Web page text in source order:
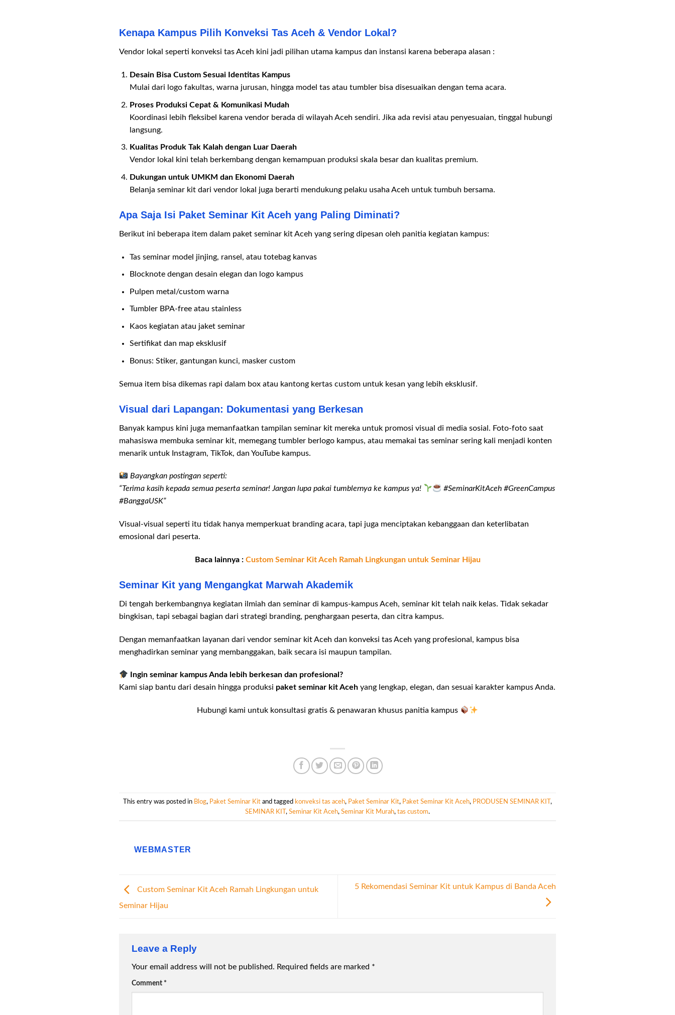
Kenapa Kampus Pilih Konveksi Tas Aceh & Vendor Lokal?
Vendor lokal seperti konveksi tas Aceh kini jadi pilihan utama kampus dan instansi karena beberapa alasan :
Desain Bisa Custom Sesuai Identitas Kampus
Mulai dari logo fakultas, warna jurusan, hingga model tas atau tumbler bisa disesuaikan dengan tema acara.
Proses Produksi Cepat & Komunikasi Mudah
Koordinasi lebih fleksibel karena vendor berada di wilayah Aceh sendiri. Jika ada revisi atau penyesuaian, tinggal hubungi
langsung.
Kualitas Produk Tak Kalah dengan Luar Daerah
Vendor lokal kini telah berkembang dengan kemampuan produksi skala besar dan kualitas premium.
Dukungan untuk UMKM dan Ekonomi Daerah
Belanja seminar kit dari vendor lokal juga berarti mendukung pelaku usaha Aceh untuk tumbuh bersama.
Apa Saja Isi Paket Seminar Kit Aceh yang Paling Diminati?
Berikut ini beberapa item dalam paket seminar kit Aceh yang sering dipesan oleh panitia kegiatan kampus:
Tas seminar model jinjing, ransel, atau totebag kanvas
Blocknote dengan desain elegan dan logo kampus
Pulpen metal/custom warna
Tumbler BPA-free atau stainless
Kaos kegiatan atau jaket seminar
Sertifikat dan map eksklusif
Bonus: Stiker, gantungan kunci, masker custom
Semua item bisa dikemas rapi dalam box atau kantong kertas custom untuk kesan yang lebih eksklusif.
Visual dari Lapangan: Dokumentasi yang Berkesan
Banyak kampus kini juga memanfaatkan tampilan seminar kit mereka untuk promosi visual di media sosial. Foto-foto saat
mahasiswa membuka seminar kit, memegang tumbler berlogo kampus, atau memakai tas seminar sering kali menjadi konten
menarik untuk Instagram, TikTok, dan YouTube kampus.
Bayangkan postingan seperti:
“Terima kasih kepada semua peserta seminar! Jangan lupa pakai tumblernya ke kampus ya!
#SeminarKitAceh #GreenCampus
#BanggaUSK”
Visual-visual seperti itu tidak hanya memperkuat branding acara, tapi juga menciptakan kebanggaan dan keterlibatan
emosional dari peserta.
Baca lainnya : Custom Seminar Kit Aceh Ramah Lingkungan untuk Seminar Hijau
Seminar Kit yang Mengangkat Marwah Akademik
Di tengah berkembangnya kegiatan ilmiah dan seminar di kampus-kampus Aceh, seminar kit telah naik kelas. Tidak sekadar
bingkisan, tapi sebagai bagian dari strategi branding, penghargaan peserta, dan citra kampus.
Dengan memanfaatkan layanan dari vendor seminar kit Aceh dan konveksi tas Aceh yang profesional, kampus bisa
menghadirkan seminar yang membanggakan, baik secara isi maupun tampilan.
Ingin seminar kampus Anda lebih berkesan dan profesional?
Kami siap bantu dari desain hingga produksi paket seminar kit Aceh yang lengkap, elegan, dan sesuai karakter kampus Anda.
Hubungi kami untuk konsultasi gratis & penawaran khusus panitia kampus
This entry was posted in Blog, Paket Seminar Kit and tagged konveksi tas aceh, Paket Seminar Kit, Paket Seminar Kit Aceh, PRODUSEN SEMINAR KIT ,
SEMINAR KIT , Seminar Kit Aceh, Seminar Kit Murah, tas custom.
WEBMASTER
Custom Seminar Kit Aceh Ramah Lingkungan untuk
Seminar Hijau
5 Rekomendasi Seminar Kit untuk Kampus di Banda Aceh
Leave a Reply
Your email address will not be published. Required fields are marked *
Comment *